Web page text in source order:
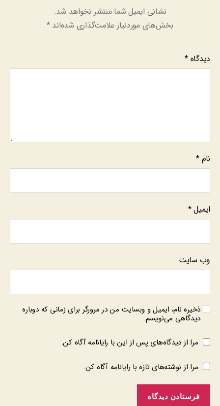
نشانی ایمیل شما منتشر نخواهد شد.
بخش‌های موردنیاز علامت‌گذاری شده‌اند*
دیدگاه*
نام *
ایمیل*
وب‌ سایت
ذخیره نام، ایمیل و وبسایت من در مرورگر برای زمانی که دوباره
دیدگاهی می‌نویسم.
مرا از دیدگاه‌های پس از این با رایانامه آگاه کن.
مرا از نوشته‌های تازه با رایانامه آگاه کن.